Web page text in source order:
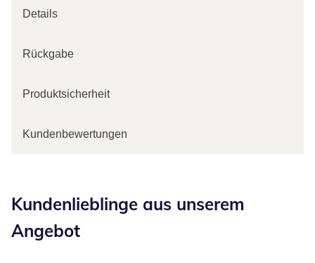
Details
Rückgabe
Produktsicherheit
Kundenbewertungen
Kundenlieblinge aus unserem
Angebot